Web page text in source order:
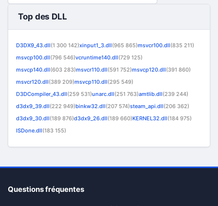
Top des DLL
D3DX9_43.dll(1 300 142)xinput1_3.dll(965 865)msvcr100.dll(835 211)
msvcp100.dll(796 546)vcruntime140.dll(729 125)
msvcp140.dll(603 283)msvcr110.dll(591 752)msvcp120.dll(391 860)
msvcr120.dll(389 209)msvcp110.dll(295 549)
D3DCompiler_43.dll(259 531)unarc.dll(251 763)amtlib.dll(239 244)
d3dx9_39.dll(222 949)binkw32.dll(207 574)steam_api.dll(206 362)
d3dx9_30.dll(189 876)d3dx9_26.dll(189 660)KERNEL32.dll(184 975)
ISDone.dll(183 155)
Questions fréquentes